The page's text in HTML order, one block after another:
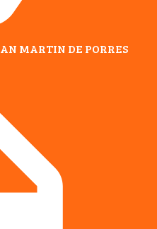
MARTIN DE PORRES